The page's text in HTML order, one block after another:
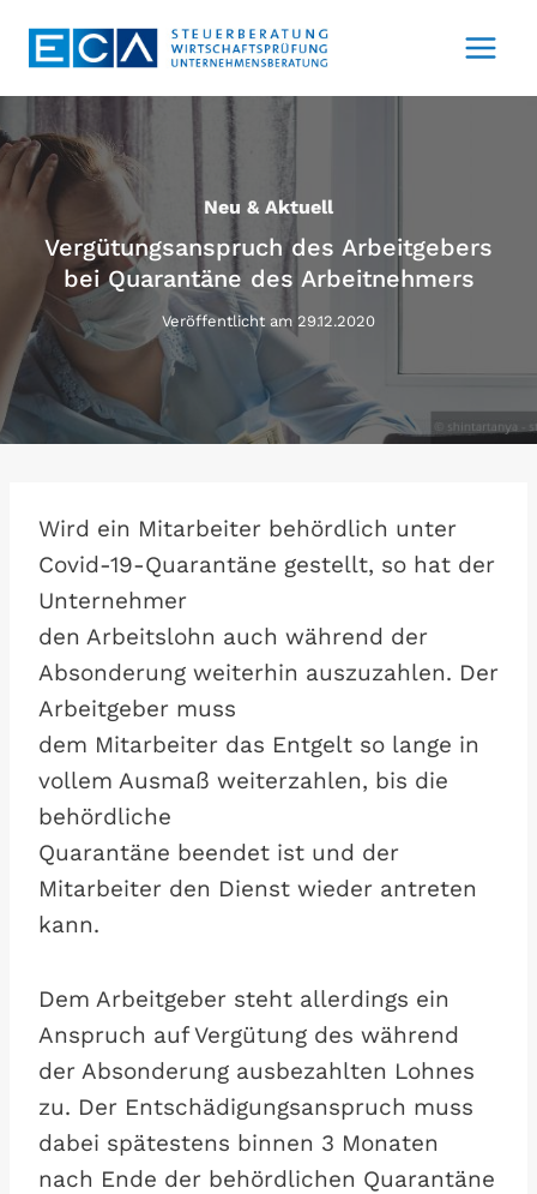
Inhalt
Neu & Aktuell
Vergütungsanspruch des Arbeitgebers
bei Quarantäne des Arbeitnehmers
Veröffentlicht am 29.12.2020
Wird ein Mitarbeiter behördlich unter
Covid-19-Quarantäne gestellt, so hat der
Unternehmer
den Arbeitslohn auch während der
Absonderung weiterhin auszuzahlen. Der
Arbeitgeber muss
dem Mitarbeiter das Entgelt so lange in
vollem Ausmaß weiterzahlen, bis die
behördliche
Quarantäne beendet ist und der
Mitarbeiter den Dienst wieder antreten
kann.
Dem Arbeitgeber steht allerdings ein
Anspruch auf Vergütung des während
der Absonderung ausbezahlten Lohnes
zu. Der Entschädigungsanspruch muss
dabei spätestens binnen 3 Monaten
nach Ende der behördlichen Quarantäne